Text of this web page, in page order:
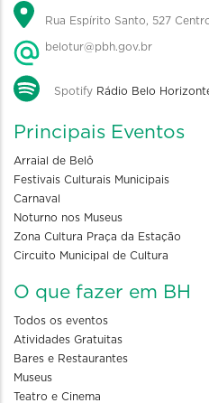
Rua Espírito Santo, 527
belotur@pbh.gov.br
Spotify Rádio Belo
Principais Eventos
Arraial de Belô
Festivais Culturais Municipais
Carnaval
Noturno nos Museus
Zona Cultura Praça da Estação
Circuito Municipal de Cultura
O que fazer em BH
Todos os eventos
Atividades Gratuitas
Bares e Restaurantes
Museus
Teatro e Cinema